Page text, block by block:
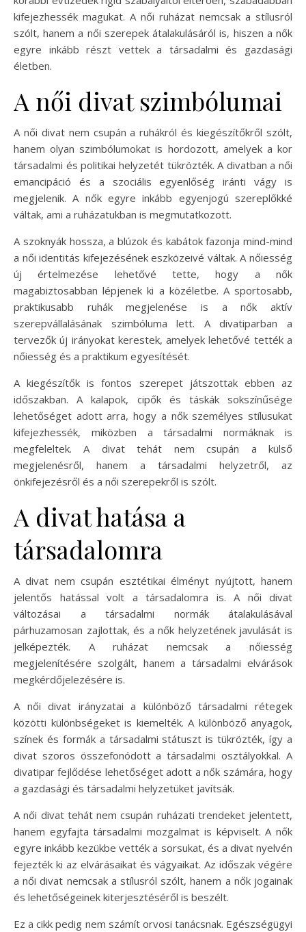
kifejezhessék magukat. A női ruházat nemcsak a stílusról
szólt, hanem a női szerepek átalakulásáról is, hiszen a nők
egyre inkább részt vettek a társadalmi és gazdasági
életben.
A női divat szimbólumai
A női divat nem csupán a ruhákról és kiegészítőkről szólt,
hanem olyan szimbólumokat is hordozott, amelyek a kor
társadalmi és politikai helyzetét tükrözték. A divatban a női
emancipáció és a szociális egyenlőség iránti vágy is
megjelenik. A nők egyre inkább egyenjogú szereplőkké
váltak, ami a ruházatukban is megmutatkozott.
A szoknyák hossza, a blúzok és kabátok fazonja mind-mind
a női identitás kifejezésének eszközeivé váltak. A nőiesség
új értelmezése lehetővé tette, hogy a nők
magabiztosabban lépjenek ki a közéletbe. A sportosabb,
praktikusabb ruhák megjelenése is a nők aktív
szerepvállalásának szimbóluma lett. A divatiparban a
tervezők új irányokat kerestek, amelyek lehetővé tették a
nőiesség és a praktikum egyesítését.
A kiegészítők is fontos szerepet játszottak ebben az
időszakban. A kalapok, cipők és táskák sokszínűsége
lehetőséget adott arra, hogy a nők személyes stílusukat
kifejezhessék, miközben a társadalmi normáknak is
megfeleltek. A divat tehát nem csupán a külső
megjelenésről, hanem a társadalmi helyzetről, az
önkifejezésről és a női szerepekről is szólt.
A divat hatása a
társadalomra
A divat nem csupán esztétikai élményt nyújtott, hanem
jelentős hatással volt a társadalomra is. A női divat
változásai a társadalmi normák átalakulásával
párhuzamosan zajlottak, és a nők helyzetének javulását is
jelképezték. A ruházat nemcsak a nőiesség
megjelenítésére szolgált, hanem a társadalmi elvárások
megkérdőjelezésére is.
A női divat irányzatai a különböző társadalmi rétegek
közötti különbségeket is kiemelték. A különböző anyagok,
színek és formák a társadalmi státuszt is tükrözték, így a
divat szoros összefonódott a társadalmi osztályokkal. A
divatipar fejlődése lehetőséget adott a nők számára, hogy
a gazdasági és társadalmi helyzetüket javítsák.
A női divat tehát nem csupán ruházati trendeket jelentett,
hanem egyfajta társadalmi mozgalmat is képviselt. A nők
egyre inkább kezükbe vették a sorsukat, és a divat nyelvén
fejezték ki az elvárásaikat és vágyaikat. Az időszak végére
a női divat nemcsak a stílusról szólt, hanem a nők jogainak
és lehetőségeinek kiterjesztéséről is beszélt.
Ez a cikk pedig nem számít orvosi tanácsnak. Egészségügyi